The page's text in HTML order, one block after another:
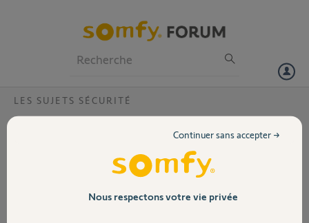
Volet
LES SUJETS SÉCURITÉ
Merci, tout est rentré en ordre. J’ai pu réinstaller
Link encore. Dès lors que le courant est coupé il
Nous respectons votre vie privée
Continuer sans accepter →